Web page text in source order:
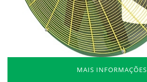
MAIS INFORMAÇÕES